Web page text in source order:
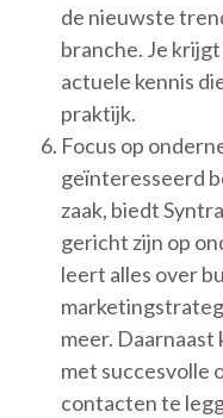
de nieuwste
branche. Je
actuele kennis
praktijk.
Focus op
geïnteresseerd
zaak, biedt
gericht zijn op
leert alles over
meer. Daarnaast
met succesvolle
contacten te